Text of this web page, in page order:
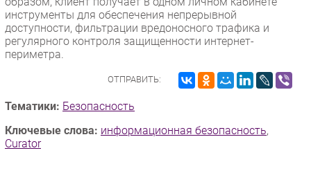
инструменты для обеспечения непрерывной
доступности, фильтрации вредоносного трафика и
регулярного контроля защищенности интернет-
периметра.
ОТПРАВИТЬ:
Тематики: Безопасность
Ключевые слова: информационная безопасность,
Curator